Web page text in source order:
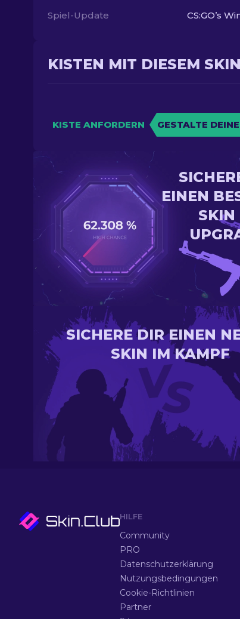
Spiel-Update
CS:GO’s
KISTEN MIT DIESEM SKIN
KISTE ANFORDERN GESTALTE DEINE
EINEN
SKIN
SICHERE DIR EINEN
SKIN IM KAMPF
HILFE
Community
PRO
Datenschutzerklärung
Nutzungsbedingungen
Cookie-Richtlinien
Partner